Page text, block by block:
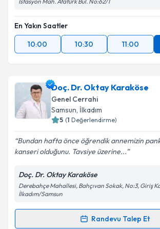
En Yakın Saatler
10:00
10:30 11:00
Doç. Dr. Oktay Karaköse
Genel Cerrahi
Samsun, İlkadım
5 (1 Değerlendirme)
Bundan hafta önce öğrendik annemizin
kanseri olduğunu. Tavsiye üzerine...
Doç. Dr. Oktay Karaköse
Derebahçe Mahallesi, Bahçıvan Sokak, No:3, Giriş
İlkadım/Samsun
Randevu Talep Et
Randevu Takvimi Talebi